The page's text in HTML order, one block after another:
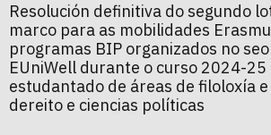
Resolución definitiva do segundo
marco para as mobilidades
programas BIP organizados no
EUniWell durante o curso 2024-25
estudantado de áreas de filoloxía
dereito e ciencias políticas